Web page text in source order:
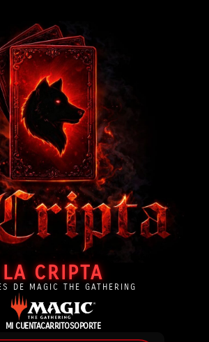
LA CRIPTA
DE MAGIC THE GATHERING
MI CUENTACARRITOSOPORTE